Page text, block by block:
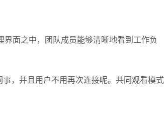
面之中，团队成员能够清晰地看到工作负
，并且用户不用再次连接呢。共同观看模式